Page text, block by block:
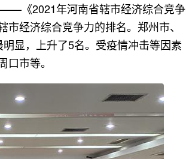
——《2021年河南省辖市经济综合竞争
经济综合竞争力的排名。郑州市、
显，上升了5名。受疫情冲击等因素
市等。